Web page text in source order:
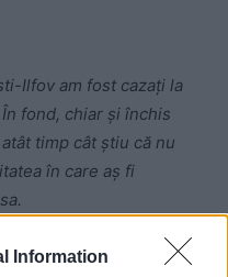
Information
Ilfov am fost cazați la
fond, chiar și închis
timp cât știu că nu
în care aș fi
tocmai am realizat că